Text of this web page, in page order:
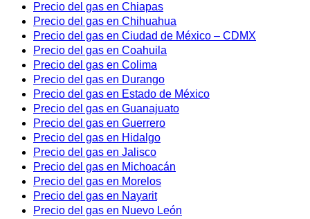
Precio del gas en Chiapas
Precio del gas en Chihuahua
Precio del gas en Ciudad de México – CDMX
Precio del gas en Coahuila
Precio del gas en Colima
Precio del gas en Durango
Precio del gas en Estado de México
Precio del gas en Guanajuato
Precio del gas en Guerrero
Precio del gas en Hidalgo
Precio del gas en Jalisco
Precio del gas en Michoacán
Precio del gas en Morelos
Precio del gas en Nayarit
Precio del gas en Nuevo León